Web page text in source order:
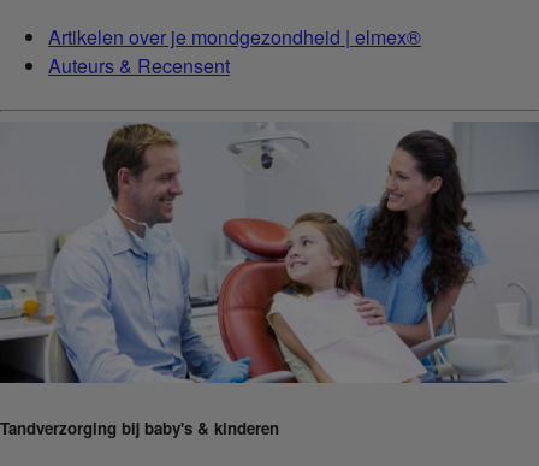
Artikelen over je mondgezondheid | elmex®
Auteurs & Recensent
Tandverzorging bij baby's & kinderen